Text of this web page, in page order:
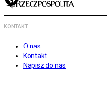
KONTAKT
O nas
Kontakt
Napisz do nas